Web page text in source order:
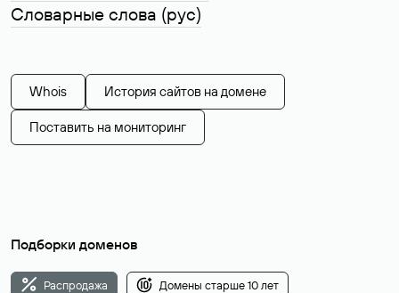
Словарные слова (рус)
Whois История сайтов на домене
Поставить на мониторинг
Подборки доменов
Распродажа Домены старше 10 лет